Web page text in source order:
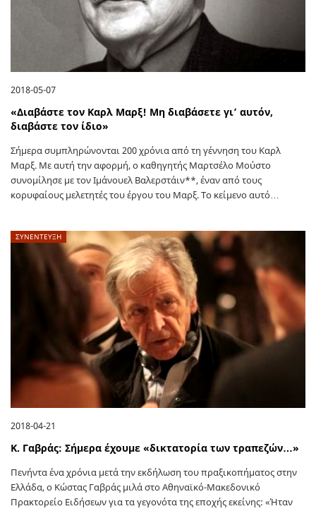
2018-05-07
«Διαβάστε τον Καρλ Μαρξ! Μη διαβάσετε γι’ αυτόν,
διαβάστε τον ίδιο»
Σήμερα συμπληρώνονται 200 χρόνια από τη γέννηση του Καρλ
Μαρξ. Με αυτή την αφορμή, ο καθηγητής Μαρτσέλο Μούστο
συνομίλησε με τον Ιμάνουελ Βαλερστάιν**, έναν από τους
κορυφαίους μελετητές του έργου του Μαρξ. Το κείμενο αυτό…
ΣΥΝΕΝΤΕΥΞΗ
2018-04-21
Κ. Γαβράς: Σήμερα έχουμε «δικτατορία των τραπεζών…»
Πενήντα ένα χρόνια μετά την εκδήλωση του πραξικοπήματος στην
Ελλάδα, ο Κώστας Γαβράς μιλά στο Αθηναϊκό-Μακεδονικό
Πρακτορείο Ειδήσεων για τα γεγονότα της εποχής εκείνης: «Ήταν